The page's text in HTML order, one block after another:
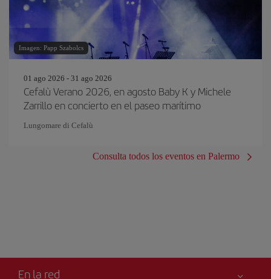
Imagen: Papp Szabolcs
01 ago 2026 - 31 ago 2026
Cefalù Verano 2026, en agosto Baby K y Michele
Zarrillo en concierto en el paseo marítimo
Lungomare di Cefalù
Consulta todos los eventos en Palermo
En la red